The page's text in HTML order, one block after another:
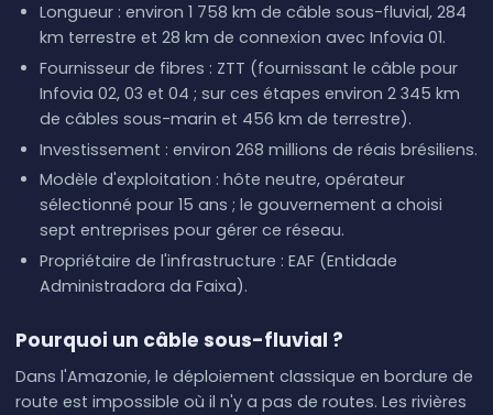
Longueur : environ 1 758 km de câble sous-fluvial, 284
km terrestre et 28 km de connexion avec Infovia 01.
Fournisseur de fibres : ZTT (fournissant le câble pour
Infovia 02, 03 et 04 ; sur ces étapes environ 2 345 km
de câbles sous-marin et 456 km de terrestre).
Investissement : environ 268 millions de réais brésiliens.
Modèle d'exploitation : hôte neutre, opérateur
sélectionné pour 15 ans ; le gouvernement a choisi
sept entreprises pour gérer ce réseau.
Propriétaire de l'infrastructure : EAF (Entidade
Administradora da Faixa).
Pourquoi un câble sous-fluvial ?
Dans l'Amazonie, le déploiement classique en bordure de
route est impossible où il n'y a pas de routes. Les rivières